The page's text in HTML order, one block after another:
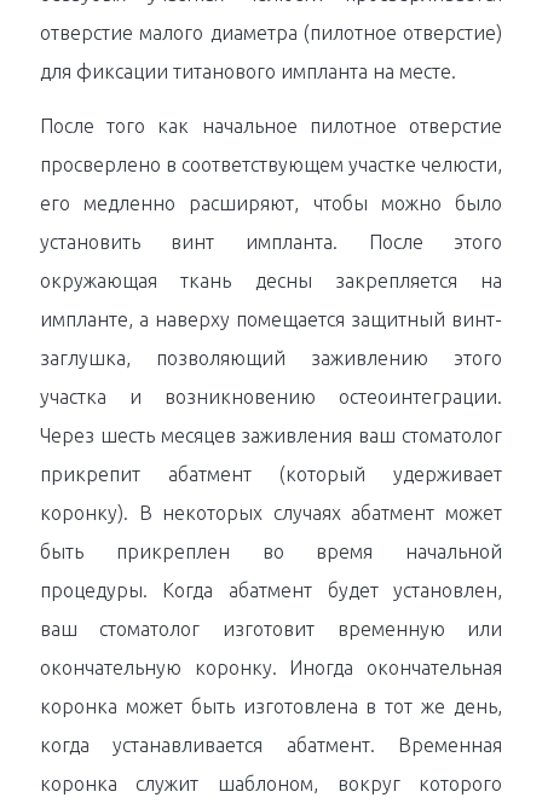
отверстие малого диаметра (пилотное отверстие)
для фиксации титанового импланта на месте.
После того как начальное пилотное отверстие
просверлено в соответствующем участке челюсти,
его медленно расширяют, чтобы можно было
установить винт импланта. После этого
окружающая ткань десны закрепляется на
импланте, а наверху помещается защитный винт-
заглушка, позволяющий заживлению этого
участка и возникновению остеоинтеграции.
Через шесть месяцев заживления ваш стоматолог
прикрепит абатмент (который удерживает
коронку). В некоторых случаях абатмент может
быть прикреплен во время начальной
процедуры. Когда абатмент будет установлен,
ваш стоматолог изготовит временную или
окончательную коронку. Иногда окончательная
коронка может быть изготовлена ​​в тот же день,
когда устанавливается абатмент. Временная
коронка служит шаблоном, вокруг которого